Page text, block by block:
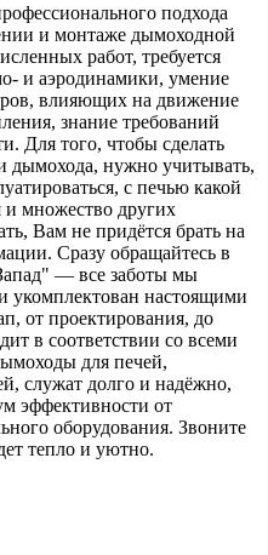
подхода
и монтаже дымоходной
работ, требуется
и аэродинамики, умение
влияющих на движение
знание требований
Для того, чтобы сделать
дымохода, нужно учитывать,
с печью какой
и множество других
Вам не придётся брать на
Сразу обращайтесь в
— все заботы мы
укомплектован настоящими
от проектирования, до
в соответствии со всеми
для печей,
служат долго и надёжно,
эффективности от
оборудования. Звоните
тепло и уютно.